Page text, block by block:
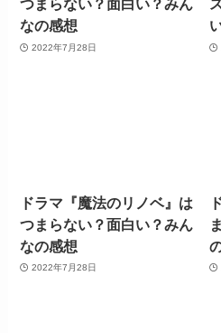
つまらない？面白い？みん
なの感想
2022年7月28日
ドラマ『魔法のリノベ』は
つまらない？面白い？みん
なの感想
2022年7月28日